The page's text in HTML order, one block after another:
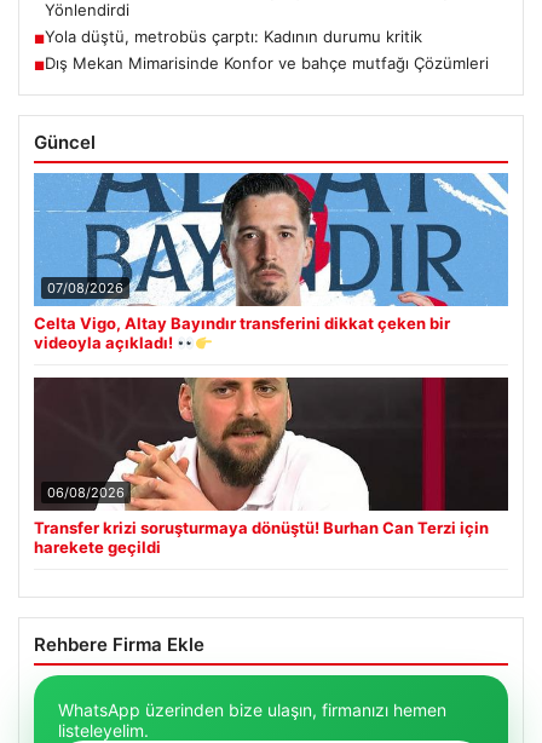
Yönlendirdi
■Yola düştü, metrobüs çarptı: Kadının durumu kritik
■Dış Mekan Mimarisinde Konfor ve bahçe mutfağı Çözümleri
Güncel
07/08/2026
Celta Vigo, Altay Bayındır transferini dikkat çeken bir
videoyla açıkladı!
06/08/2026
Transfer krizi soruşturmaya dönüştü! Burhan Can Terzi için
harekete geçildi
Rehbere Firma Ekle
WhatsApp üzerinden bize ulaşın, firmanızı hemen
listeleyelim.